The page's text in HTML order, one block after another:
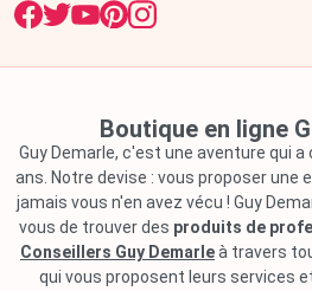
Boutique en ligne
Guy Demarle, c'est une aventure qui a
ans. Notre devise : vous proposer une
jamais vous n'en avez vécu ! Guy
vous de trouver des produits de
Conseillers Guy Demarleà travers
qui vous proposent leurs services